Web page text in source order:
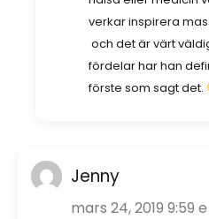
verkar inspirera
och det är värt
fördelar har han
förste som sagt det.
Jenny
mars 24, 2019 9:59